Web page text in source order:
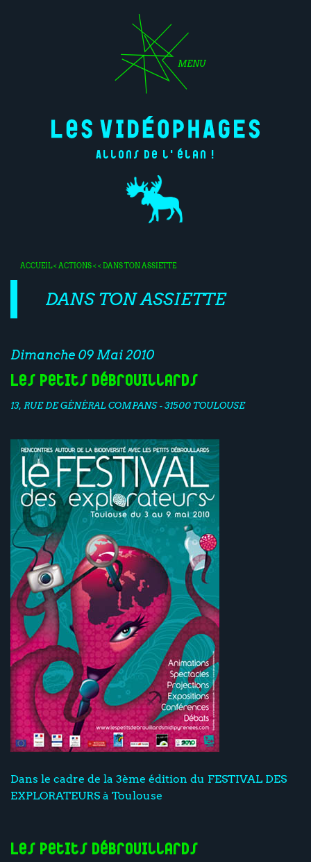
MENU
Allons de l'élan !
ACCUEIL<ACTIONS< < DANS TON ASSIETTE
DANS TON ASSIETTE
Dimanche 09 Mai 2010
Les Petits Débrouillards
13, RUE DE GÉNÉRAL COMPANS - 31500 TOULOUSE
Dans le cadre de la 3ème édition du FESTIVAL DES
EXPLORATEURS à Toulouse
Les Petits Débrouillards